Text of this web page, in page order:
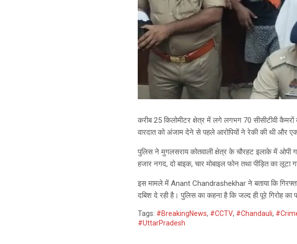
करीब 25 किलोमीटर क्षेत्र में लगे लगभग 70 सीसीटीवी
वारदात को अंजाम देने से पहले आरोपियों ने रेकी की थी और
पुलिस ने मुगलसराय कोतवाली क्षेत्र के चौरहट इलाके में ओपी
हजार नगद, दो बाइक, चार मोबाइल फोन तथा पीड़ित का लूटा
इस मामले में Anant Chandrashekhar ने बताया कि
दबिश दे रही है। पुलिस का कहना है कि जल्द ही पूरे गिरोह का
Tags: #BreakingNews, #CCTV, #Chandauli,
#UttarPradesh